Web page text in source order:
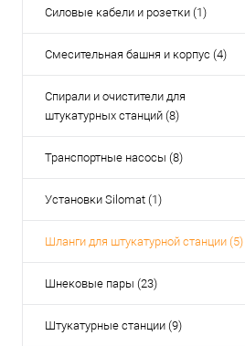
Силовые кабели и розетки (1)
Смесительная башня и корпус (4)
Спирали и очистители для
штукатурных станций (8)
Транспортные насосы (8)
Установки Silomat (1)
Шланги для штукатурной станции (5)
Шнековые пары (23)
Штукатурные станции (9)